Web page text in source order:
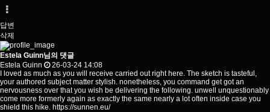
답변
삭제
Estela Guinn님의 댓글
Estela Guinn
26-03-24 14:08
I loved as much as you will receive carried out right here. The sketch is tasteful,
your authored subject matter stylish. nonetheless, you command get got an
nervousness over that you wish be delivering the following. unwell unquestionably
come more formerly again as exactly the same nearly a lot often inside case you
shield this hike. https://sunnen.eu/